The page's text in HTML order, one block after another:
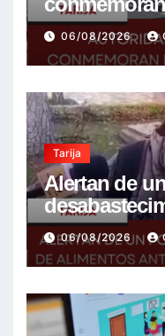
Bolivia con
mejor futuro
06/08/2026
Tarija
Alertan de
ante el
agrícolas
06/08/2026